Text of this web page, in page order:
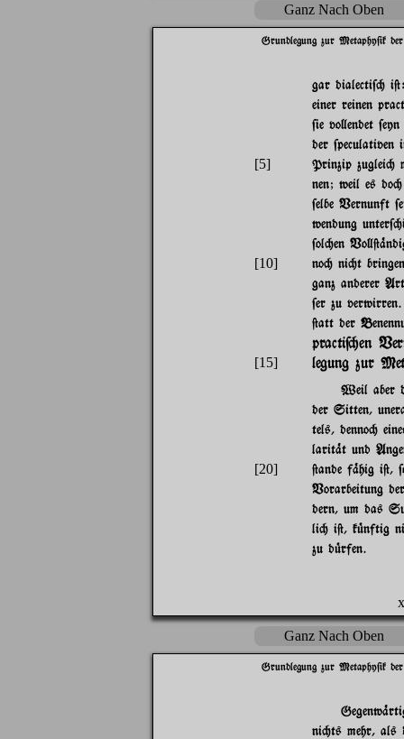
Ganz Nach Oben
Grundlegung zur Metaphy$ik
gar dialecti$"
einer reinen
$ie vo}endet
der
[5]
Prinzip zuglei"
nen; weil es
$elbe Vernunft
wendung
$ol"en
[10]
no" ni"t
ganz anderer
$er zu
@att der
practi$"en
[15] legung zur
Weil aber
der Sitten,
tels, denno"
larit%t und
[20]
@ande f%hig
Vorarbeitung
dern, um das
li" i@, k|nftig
zu d|rfen.
Ganz Nach Oben
Grundlegung zur Metaphy$ik
ni"ts mehr, als